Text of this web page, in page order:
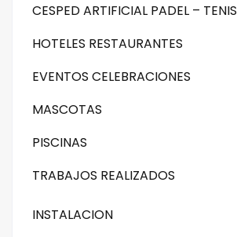
CESPED ARTIFICIAL PADEL – TENIS
HOTELES RESTAURANTES
EVENTOS CELEBRACIONES
MASCOTAS
PISCINAS
TRABAJOS REALIZADOS
INSTALACION